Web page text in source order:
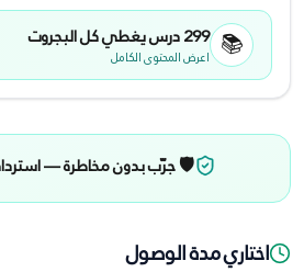
📚
299درس يغطي كلالبجروت
اعرض المحتوى الكامل
🛡️ جرّب بدون مخاطرة — استرداد
اختاري مدة الوصول